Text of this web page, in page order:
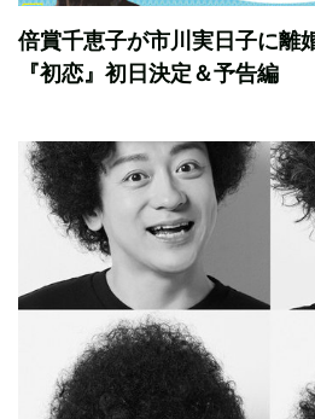
倍賞千恵子が市川実日子に
『初恋』初日決定＆予告編